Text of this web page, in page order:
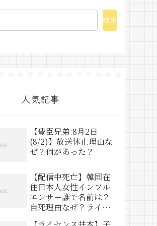
検索
人気記事
【豊臣兄弟:8月2日
(8/2)】放送休止理由な
ぜ？何があった？
【配信中死亡】韓国在
住日本人女性インフル
エンサー誰で名前は？
自死理由なぜ？ライブ